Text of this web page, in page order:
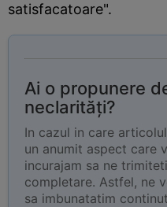
satisfacatoare".
Ai o propunere
neclarități?
In cazul in care
un anumit aspect care
incurajam sa ne
completare. Astfel, ne
sa imbunatatim